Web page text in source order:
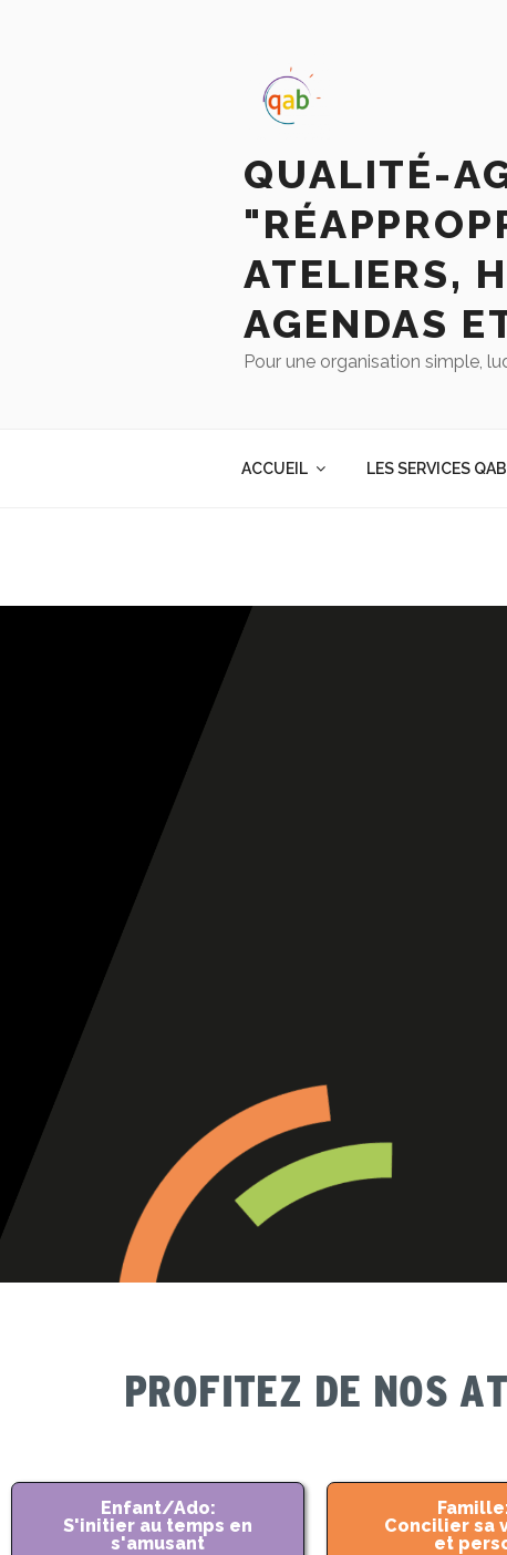
QUALITÉ-
ATELIERS,
AGENDAS
Pour une organisation simple,
ACCUEIL LES SERVICES QAB
PROFITEZ DE NOS
Enfant/Ado:
S'initier au temps en
s'amusant
Concilier sa
et